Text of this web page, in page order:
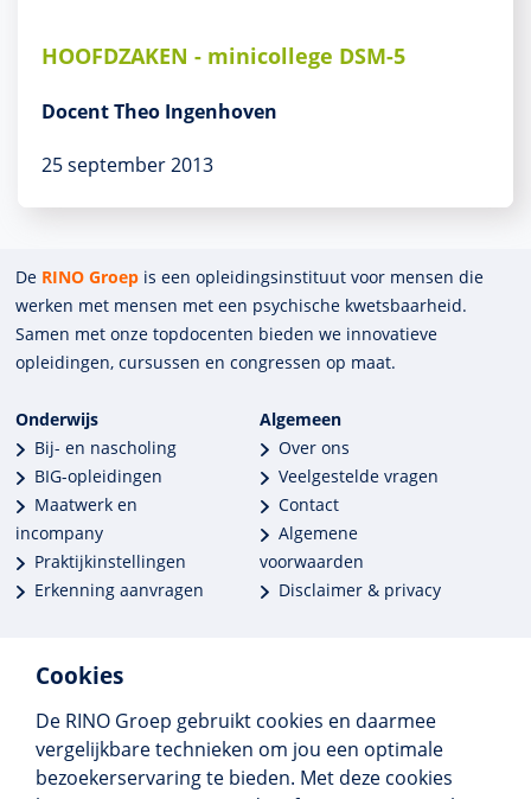
Cookies
De RINO Groep gebruikt cookies en daarmee
vergelijkbare technieken om jou een optimale
bezoekerservaring te bieden. Met deze cookies
HOOFDZAKEN - minicollege DSM-5
Docent Theo Ingenhoven
25 september 2013
De RINO Groep is een opleidings­insti­tuut voor mensen die
werken met mensen met een psychische kwets­baar­heid.
Samen met onze top­docenten bieden we innova­tieve
opleidingen, cursussen en congres­sen op maat.
Onderwijs
Bij- en nascholing
BIG-opleidingen
Maatwerk en
incompany
Praktijkinstellingen
Erkenning aanvragen
Algemeen
Over ons
Veelgestelde vragen
Contact
Algemene
voorwaarden
Disclaimer & privacy
Meer dan 250 opleidingen
Alle BIG-opleidingen in huis
Cedeo-erkend en CRKBO-geregistreerd